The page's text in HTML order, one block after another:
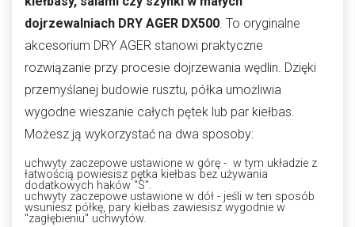
dojrzewalniach DRY AGER DX500. To oryginalne
akcesorium DRY AGER stanowi praktyczne
rozwiązanie przy procesie dojrzewania wędlin. Dzięki
przemyślanej budowie rusztu, półka umożliwia
wygodne wieszanie całych pętek lub par kiełbas.
Możesz ją wykorzystać na dwa sposoby:
uchwyty zaczepowe ustawione w górę - w tym układzie z
łatwością powiesisz pętka kiełbas bez używania
dodatkowych haków "S".
uchwyty zaczepowe ustawione w dół - jeśli w ten sposób
wsuniesz półkę, pary kiełbas zawiesisz wygodnie w
"zagłębieniu" uchwytów.